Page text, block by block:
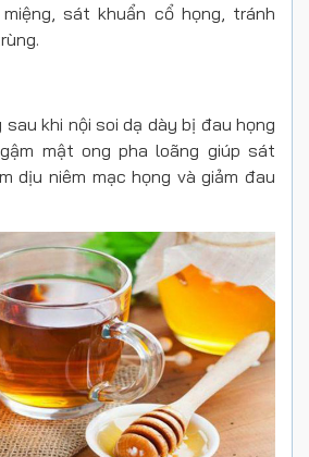
sát khuẩn cổ họng, tránh
khi nội soi dạ dày bị đau họng
mật ong pha loãng giúp sát
dịu niêm mạc họng và giảm đau